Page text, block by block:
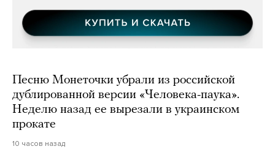
Песню Монеточки убрали из российской
дублированной версии «Человека-паука».
Неделю назад ее вырезали в украинском
прокате
10 часов назад